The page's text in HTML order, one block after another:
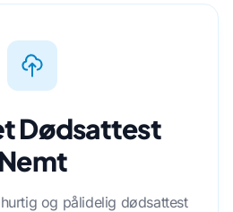
Dødsattest
Nemt
og pålidelig dødsattest